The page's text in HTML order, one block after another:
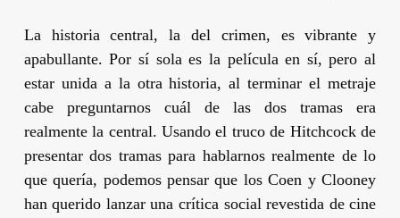
La historia central, la del crimen, es vibrante y
apabullante. Por sí sola es la película en sí, pero al
estar unida a la otra historia, al terminar el metraje
cabe preguntarnos cuál de las dos tramas era
realmente la central. Usando el truco de Hitchcockde
presentar dos tramas para hablarnos realmente de lo
que quería, podemos pensar que losCoen yClooney
han querido lanzar una crítica social revestida de cine